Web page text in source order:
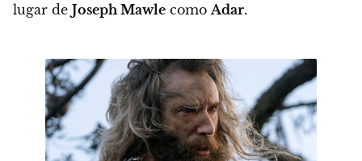
lugar de Joseph Mawle como Adar.